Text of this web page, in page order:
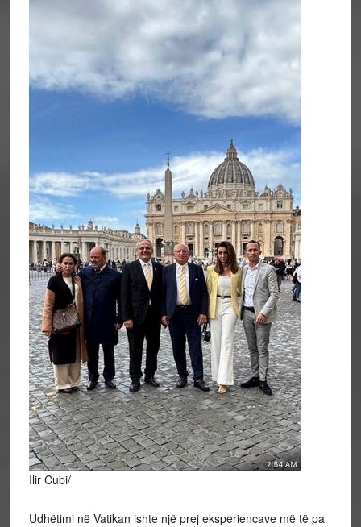
Ilir Cubi/
Udhëtimi në Vatikan ishte një prej eksperiencave më të pa